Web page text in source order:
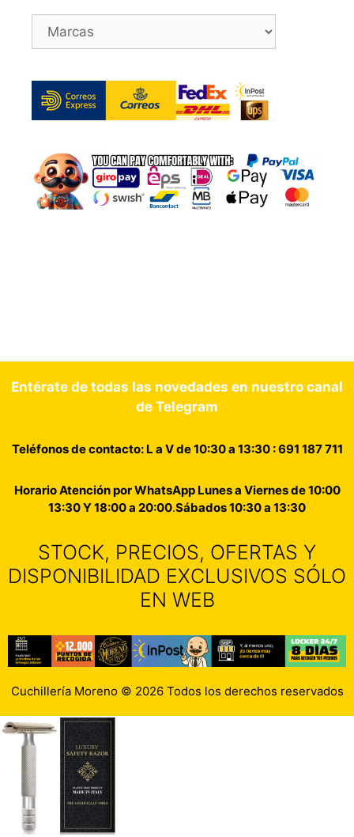
Entérate de todas las novedades en nuestro canal
de Telegram
Teléfonos de contacto: L a V de 10:30 a 13:30 : 691 187 711
Horario Atención por WhatsApp Lunes a Viernes de 10:00
13:30 Y 18:00 a 20:00.Sábados 10:30 a 13:30
STOCK, PRECIOS, OFERTAS Y
DISPONIBILIDAD EXCLUSIVOS SÓLO
EN WEB
Cuchillería Moreno © 2026 Todos los derechos reservados